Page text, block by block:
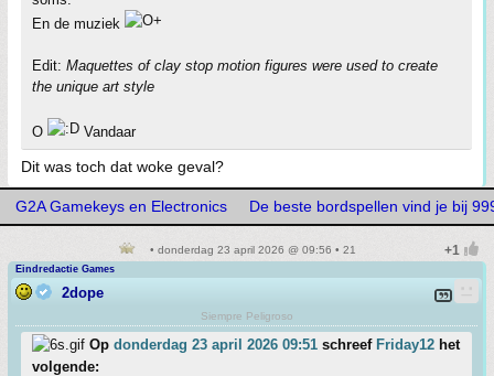
En de muziek
Edit: Maquettes of clay stop motion figures were used to create
the unique art style
O Vandaar
Dit was toch dat woke geval?
G2A Gamekeys en Electronics De beste bordspellen vind je bij
• donderdag 23 april 2026 @ 09:56 • 21
Eindredactie Games
2dope
Siempre Peligroso
Op donderdag 23 april 2026 09:51 schreef Friday12 het
volgende: